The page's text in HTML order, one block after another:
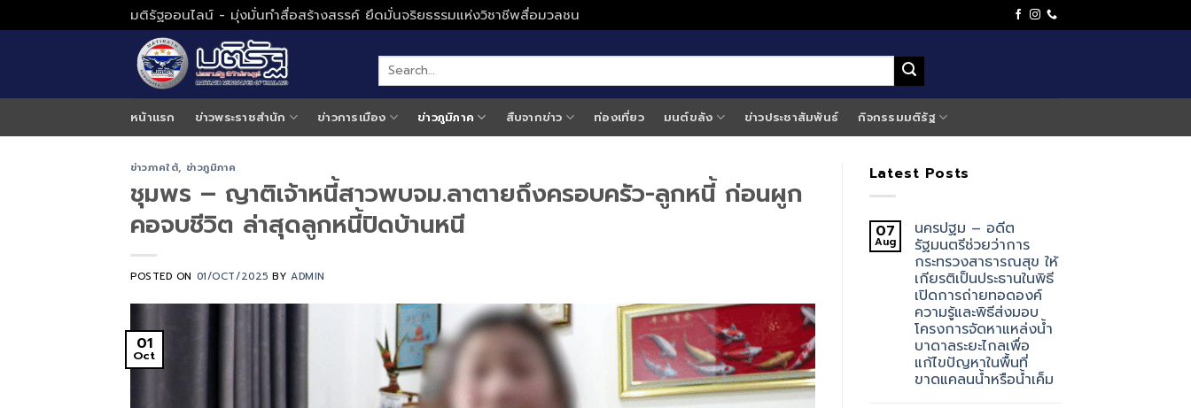
to
มติรัฐออนไลน์ - มุ่งมั่นทำสื่อสร้างสรรค์ ยึดมั่นจริยธรรมแห่งวิชาชีพสื่อมวลชน
หน้าแรก ข่าวพระราชสำนัก ข่าวการเมือง ข่าวภูมิภาค สืบจากข่าว ท่องเที่ยว มนต์ขลัง ข่าวประชาสัมพันธ์ กิจกรรมมติรัฐ
ข่าวภาคใต้, ข่าวภูมิภาค
ชุมพร – ญาติเจ้าหนี้สาวพบจม.ลาตายถึงครอบครัว-ลูกหนี้ ก่อนผูก
คอจบชีวิต ล่าสุดลูกหนี้ปิดบ้านหนี
POSTED ON 01/OCT/2025 BYADMIN
01
Oct
Latest Posts
07
Aug
นครปฐม – อดีต
รัฐมนตรีช่วยว่าการ
กระทรวงสาธารณสุข ให้
เกียรติเป็นประธานในพิธี
เปิดการถ่ายทอดองค์
ความรู้และพิธีส่งมอบ
โครงการจัดหาแหล่งน้ำ
บาดาลระยะไกลเพื่อ
แก้ไขปัญหาในพื้นที่
ขาดแคลนน้ำหรือน้ำเค็ม